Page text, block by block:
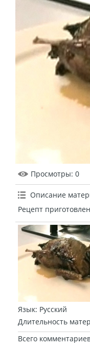
Просмотры: 0
Описание
Рецепт
Язык: Русский
Длительность
Всего